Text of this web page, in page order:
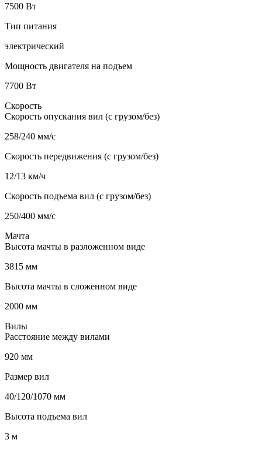
7500 Вт
Тип питания
электрический
Мощность двигателя на подъем
7700 Вт
Скорость
Скорость опускания вил (с грузом/без)
258/240 мм/с
Скорость передвижения (с грузом/без)
12/13 км/ч
Скорость подъема вил (с грузом/без)
250/400 мм/с
Мачта
Высота мачты в разложенном виде
3815 мм
Высота мачты в сложенном виде
2000 мм
Вилы
Расстояние между вилами
920 мм
Размер вил
40/120/1070 мм
Высота подъема вил
3 м